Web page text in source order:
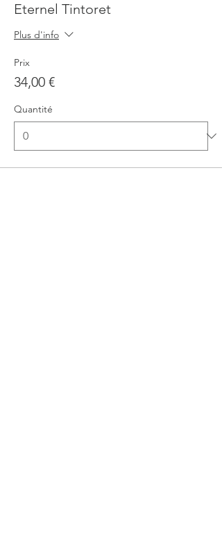
Eternel Tintoret
Plus d'info
Prix
34,00 €
Quantité